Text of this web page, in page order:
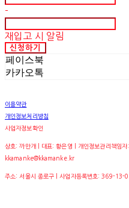
-
재입고 시 알림
신청하기
페이스북
카카오톡
이용약관
개인정보처리방침
사업자정보확인
상호: 까만개 | 대표: 황은영 | 개인정보관리책
kkamanke@kkamanke.kr
주소: 서울시 종로구 | 사업자등록번호:369-13-